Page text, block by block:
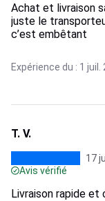
Achat et livraison
juste le
c’est embêtant
Expérience du : 1 juil.
T. V.
17
Avis vérifié
Livraison rapide et